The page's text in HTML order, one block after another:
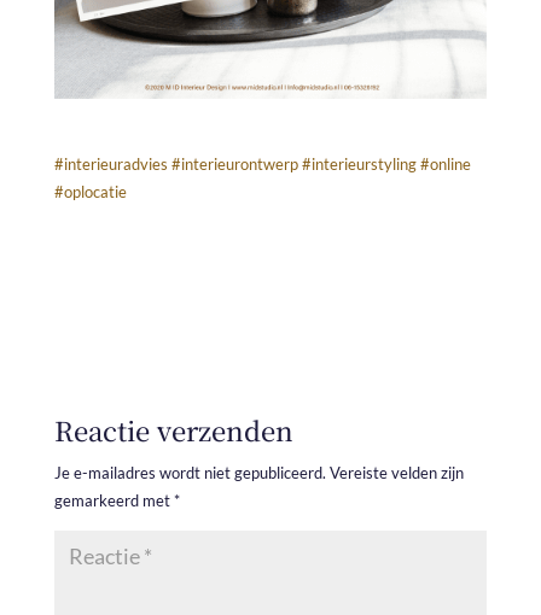
#interieuradvies #interieurontwerp #interieurstyling #online
#oplocatie
Reactie verzenden
Je e-mailadres wordt niet gepubliceerd. Vereiste velden zijn
gemarkeerd met*